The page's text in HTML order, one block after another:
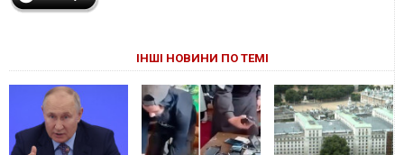
ІНШІ НОВИНИ ПО ТЕМІ